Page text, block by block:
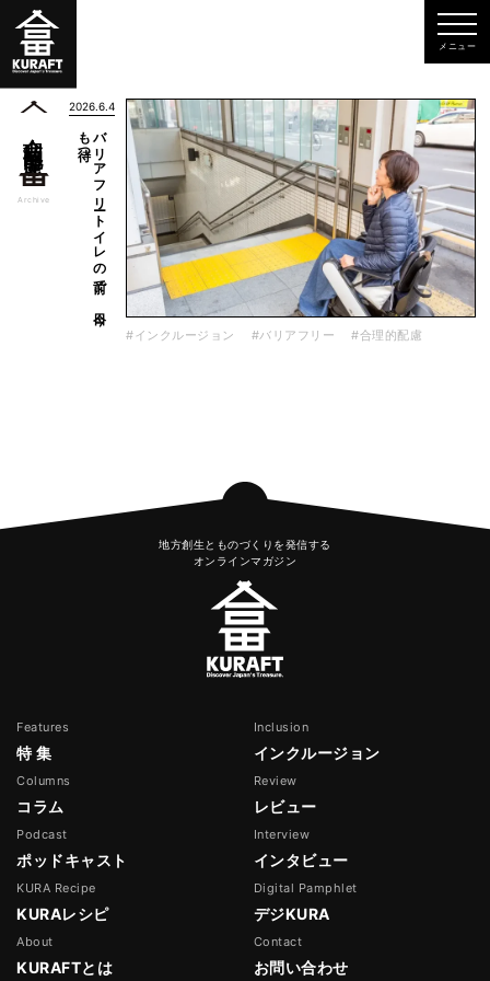
合理的配慮
Archive
2026.6.4
バ
リ
ア
フ
リ
ート
イ
レ
の
前で
、
今日
も
待つ
#インクルージョン #バリアフリー #合理的配慮
地方創生とものづくりを発信する
オンラインマガジン
Features
特 集
Inclusion
インクルージョン
Columns
コラム
Review
レビュー
Podcast
ポッドキャスト
Interview
インタビュー
KURA Recipe
KURAレシピ
Digital Pamphlet
デジKURA
About
KURAFTとは
Contact
お問い合わせ